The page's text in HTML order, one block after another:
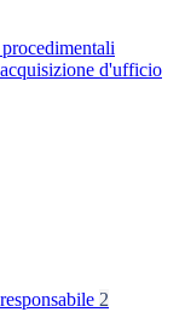
d'ufficio
2